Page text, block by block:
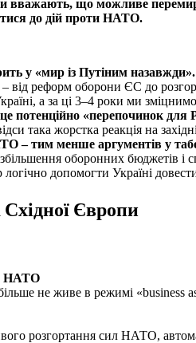
вважають, що можливе
до дій проти НАТО.
у «мир із Путіним назавжди».
від реформ оборони ЄС до
а за ці 3–4 роки ми
потенційно «перепочинок
така жорстка реакція на
– тим менше аргументів у
оборонних бюджетів і
допомогти Україні
Європи
НАТО
не живе в режимі «business
розгортання сил НАТО,